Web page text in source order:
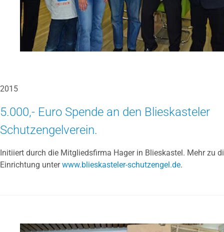
2015
5.000,- Euro Spende an den Blieskasteler
Schutzengelverein.
Initiiert durch die Mitgliedsfirma Hager in Blieskastel. Mehr zu
Einrichtung unterwww.blieskasteler-schutzengel.de.